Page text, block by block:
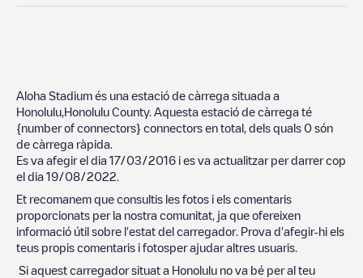
Aloha Stadium és una estació de càrrega situada a
Honolulu Honolulu County. Aquesta estació de càrrega té
{number of connectors} connectors en total, dels quals 0 són
de càrrega ràpida.
Es va afegir el dia 17/03/2016 i es va actualitzar per darrer cop
el dia 19/08/2022
Et recomanem que consultis les fotos i els comentaris
proporcionats per la nostra comunitat, ja que ofereixen
informació útil sobre l'estat del carregador. Prova d'afegir-hi els
teus propis comentaris i fotosper ajudar altres usuaris.
Si aquest carregador situat a Honolulu no va bé per al teu